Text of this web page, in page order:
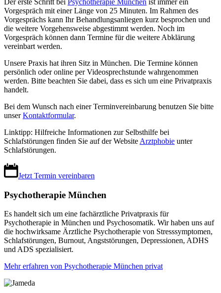
Der erste Schritt bei Psychotherapie München ist immer ein
Vorgespräch mit einer Länge von 25 Minuten. Im Rahmen des
Vorgesprächs kann Ihr Behandlungsanliegen kurz besprochen und
die weitere Vorgehensweise abgestimmt werden. Noch im
Vorgespräch können dann Termine für die weitere Abklärung
vereinbart werden.
Unsere Praxis hat ihren Sitz in München. Die Termine können
persönlich oder online per Videosprechstunde wahrgenommen
werden. Bitte beachten Sie dabei, dass es sich um eine Privatpraxis
handelt.
Bei dem Wunsch nach einer Terminvereinbarung benutzen Sie bitte
unserKontaktformular.
Linktipp: Hilfreiche Informationen zur Selbsthilfe bei
Schlafstörungen finden Sie auf der Website Arztphobie unter
Schlafstörungen.
Jetzt Termin vereinbaren
Psychotherapie München
Es handelt sich um eine fachärztliche Privatpraxis für
Psychotherapie in München und Psychosomatik. Wir haben uns auf
die hochwirksame Ärztliche Psychotherapie von Stresssymptomen,
Schlafstörungen, Burnout, Angststörungen, Depressionen, ADHS
und ADS spezialisiert.
Mehr erfahren von Psychotherapie München privat